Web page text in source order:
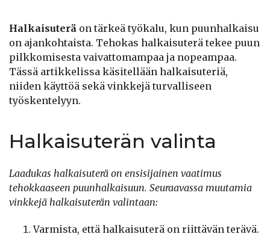
Halkaisuterä on tärkeä työkalu, kun puunhalkaisu
on ajankohtaista. Tehokas halkaisuterä tekee puun
pilkkomisesta vaivattomampaa ja nopeampaa.
Tässä artikkelissa käsitellään halkaisuteriä,
niiden käyttöä sekä vinkkejä turvalliseen
työskentelyyn.
Halkaisuterän valinta
Laadukas halkaisuterä on ensisijainen vaatimus
tehokkaaseen puunhalkaisuun. Seuraavassa muutamia
vinkkejä halkaisuterän valintaan:
Varmista, että halkaisuterä on riittävän terävä.